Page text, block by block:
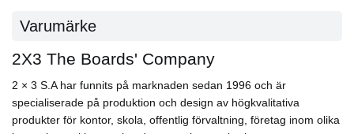
Varumärke
2X3 The Boards' Company
2 × 3 S.A har funnits på marknaden sedan 1996 och är
specialiserade på produktion och design av högkvalitativa
produkter för kontor, skola, offentlig förvaltning, företag inom olika